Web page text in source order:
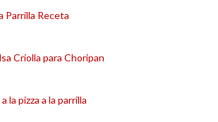
Parrilla Receta
Criolla para Choripan
la pizza a la parrilla